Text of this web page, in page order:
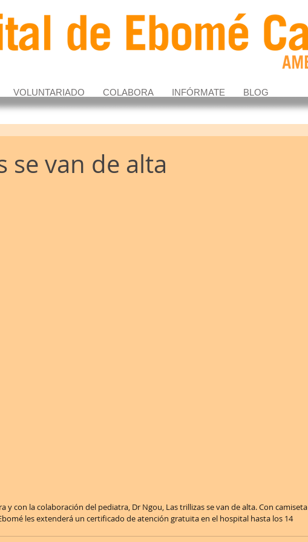
VOLUNTARIADO COLABORA INFÓRMATE BLOG
se van de alta
y con la colaboración del pediatra, Dr Ngou, Las trillizas se van de alta. Con camiseta
les extenderá un certificado de atención gratuita en el hospital hasta los 14